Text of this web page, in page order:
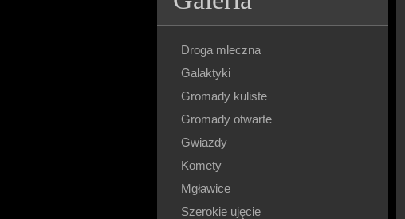
Droga mleczna
Galaktyki
Gromady kuliste
Gromady otwarte
Gwiazdy
Komety
Mgławice
Szerokie ujęcie